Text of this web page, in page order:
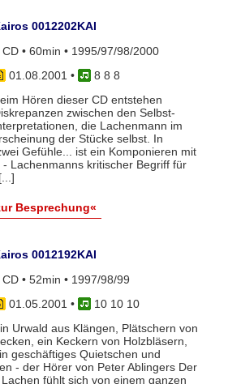
0012202KAI
CD • 60min • 1995/97/98/2000
01.08.2001 •
8 8 8
Hören dieser CD entstehen
zwischen den Selbst-
die Lachenmann im
der Stücke selbst. In
Gefühle... ist ein Komponieren mit
Lachenmanns kritischer Begriff für
Besprechung«
0012192KAI
CD • 52min • 1997/98/99
01.05.2001 •
10 10 10
Urwald aus Klängen, Plätschern von
ein Keckern von Holzbläsern,
geschäftiges Quietschen und
- der Hörer von Peter Ablingers Der
fühlt sich von einem ganzen